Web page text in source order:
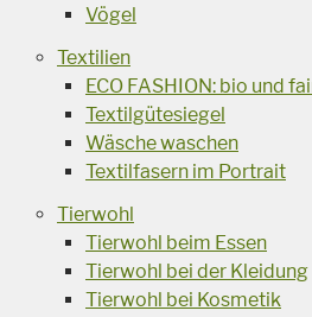
Vögel
Textilien
ECO FASHION: bio und
Textilgütesiegel
Wäsche waschen
Textilfasern im Portrait
Tierwohl
Tierwohl beim Essen
Tierwohl bei der Kleidung
Tierwohl bei Kosmetik